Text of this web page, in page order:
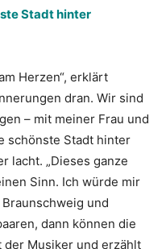
Stadt hinter
Herzen“, erklärt
dran. Wir sind
– mit meiner Frau und
schönste Stadt hinter
lacht. „Dieses ganze
Sinn. Ich würde mir
und
dann können die
der Musiker und erzählt